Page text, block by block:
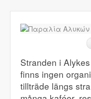
Stranden i
finns ingen
tillträde längs